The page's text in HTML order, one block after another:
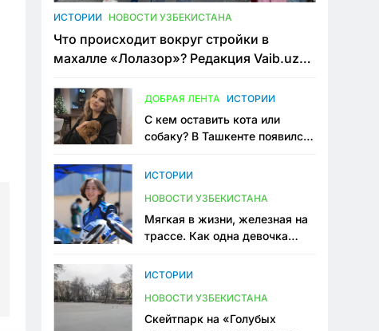
ИСТОРИИ НОВОСТИ УЗБЕКИСТАНА
Что происходит вокруг стройки в
махалле «Лолазор»? Редакция Vaib.uz
конфликта
ДОБРАЯ ЛЕНТА ИСТОРИИ
С кем оставить кота или
собаку? В Ташкенте появился
ИСТОРИИ
НОВОСТИ УЗБЕКИСТАНА
Мягкая в жизни, железная на
трассе. Как одна девочка
Узбекистане
ИСТОРИИ
НОВОСТИ УЗБЕКИСТАНА
Скейтпарк на «Голубых